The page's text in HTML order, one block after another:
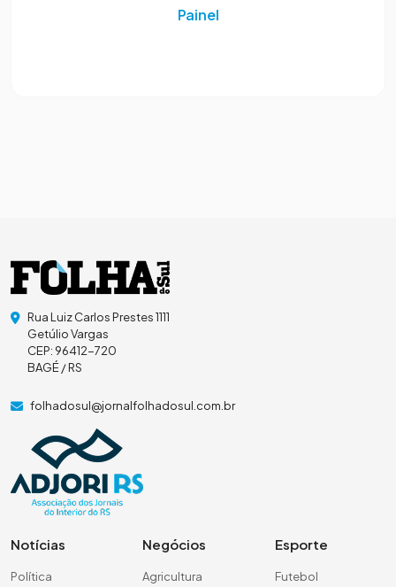
Painel
Rua Luiz Carlos Prestes 1111
Getúlio Vargas
CEP: 96412-720
BAGÉ / RS
folhadosul@jornalfolhadosul.com.br
Notícias
Política
Negócios
Agricultura
Esporte
Futebol